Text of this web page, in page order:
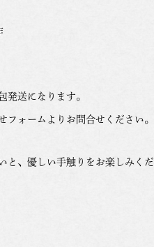
発送になります。
ォームよりお問合せください。
と、優しい手触りをお楽しみくだ